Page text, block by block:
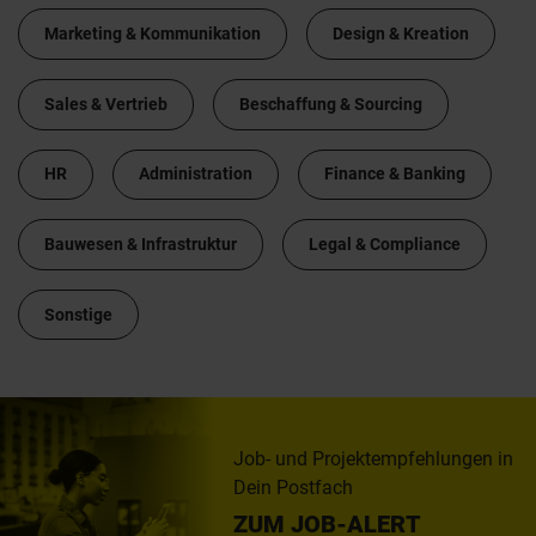
Marketing & Kommunikation Design & Kreation
Sales & Vertrieb Beschaffung & Sourcing
HR Administration Finance & Banking
Bauwesen & Infrastruktur Legal & Compliance
Sonstige
Job- und Projektempfehlungen in
Dein Postfach
ZUM JOB-ALERT